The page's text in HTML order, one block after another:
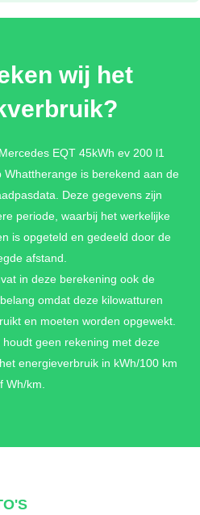
wij het
EQT 45kWh ev 200 l1
is berekend aan de
Deze gegevens zijn
periode, waarbij het werkelijke
is opgeteld en gedeeld door de
afstand.
in deze berekening ook de
omdat deze kilowatturen
en moeten worden opgewekt.
geen rekening met deze
energieverbruik in kWh/100 km
Wh/km.